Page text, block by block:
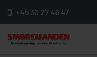
+45 30 27 46 47